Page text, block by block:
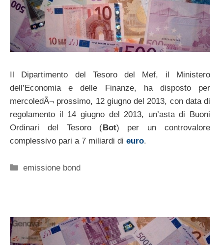
Il Dipartimento del Tesoro del Mef, il Ministero
dell’Economia e delle Finanze, ha disposto per
mercoledÃ¬ prossimo, 12 giugno del 2013, con data di
regolamento il 14 giugno del 2013, un’asta di Buoni
Ordinari del Tesoro ( Bot) per un controvalore
complessivo pari a 7 miliardi di euro.
Categorie
emissione bond